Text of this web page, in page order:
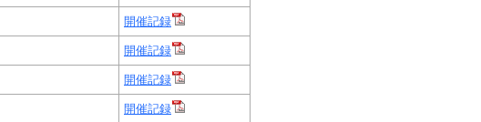
開催記録
開催記録
開催記録
開催記録